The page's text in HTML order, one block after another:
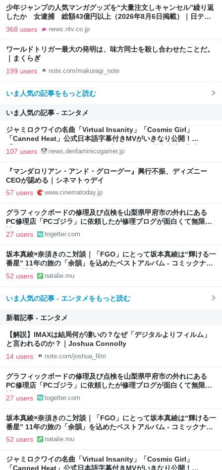
少年ジャンプの人気マンガグッズを“大量注文しキャンセル”繰り返
したか 女逮捕 総額43億円以上（2026年8月6日掲載）｜日テレ
NEWS NNN
368 users news.ntv.co.jp
ワールドトリガー最大の発明は、味方同士を殺し合わせたことだ。
｜まくらぎ
199 users note.com/makuragi_note
いま人気の記事をもっと読む
いま人気の記事 - エンタメ
ジャミロクワイの名曲「Virtual Insanity」「Cosmic Girl」
「Canned Heat」公式日本語字幕付きMVがいきなり公開！
「SUMMER SONIC 2026」での9年ぶりとなる日本公演を記念して
107 users news.denfaminicogamer.jp
『マンダロリアン・アンド・グローグー』興行不振、ディズニー
CEOが認める｜シネマトゥデイ
57 users www.cinematoday.jp
グラフィックボードの修理及び点検を山梨県甲府市の外れにある
PC修理店「PCゴジラ」に依頼したが修理ブログが面白くて無限に
読めてしまう
27 users togetter.com
坂本真綾×奈須きのこ対談｜「FGO」にとって坂本真綾は“輝ける一
番星” 11年の旅の「余韻」を込めたベストアルバム - コミックナタ
リー 特集・インタビュー
52 users natalie.mu
いま人気の記事 - エンタメをもっと読む
新着記事 - エンタメ
【解説】IMAXは結局何が凄いの？なぜ「デジタルよりフィルム」
と言われるのか？｜Joshua Connolly
14 users note.com/joshua_film
グラフィックボードの修理及び点検を山梨県甲府市の外れにある
PC修理店「PCゴジラ」に依頼したが修理ブログが面白くて無限に
読めてしまう
27 users togetter.com
坂本真綾×奈須きのこ対談｜「FGO」にとって坂本真綾は“輝ける一
番星” 11年の旅の「余韻」を込めたベストアルバム - コミックナタ
リー 特集・インタビュー
52 users natalie.mu
ジャミロクワイの名曲「Virtual Insanity」「Cosmic Girl」
「Canned Heat」公式日本語字幕付きMVがいきなり公開！